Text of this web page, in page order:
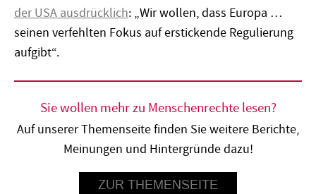
der USA ausdrücklich: „Wir wollen, dass Europa …
seinen verfehlten Fokus auf erstickende Regulierung
aufgibt“.
Sie wollen mehr zu Menschenrechte lesen?
Auf unserer Themenseite finden Sie weitere Berichte,
Meinungen und Hintergründe dazu!
ZUR THEMENSEITE